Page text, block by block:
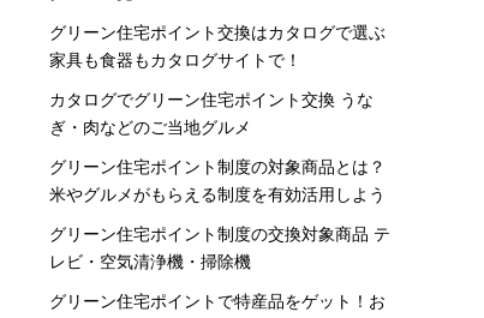
グリーン住宅ポイント交換はカタログで選ぶ
家具も食器もカタログサイトで！
カタログでグリーン住宅ポイント交換 うな
ぎ・肉などのご当地グルメ
グリーン住宅ポイント制度の対象商品とは？
米やグルメがもらえる制度を有効活用しよう
グリーン住宅ポイント制度の交換対象商品 テ
レビ・空気清浄機・掃除機
グリーン住宅ポイントで特産品をゲット！お